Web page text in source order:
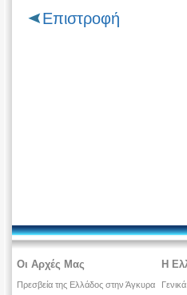
Επιστροφή
Οι Αρχές Μας
Πρεσβεία της Ελλάδος στην Άγκυρα
Η
Γενικά